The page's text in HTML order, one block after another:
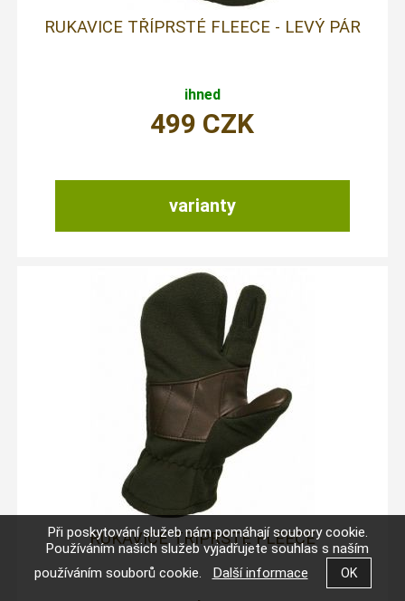
RUKAVICE TŘÍPRSTÉ FLEECE - LEVÝ PÁR
ihned
varianty
499 CZK
RUKAVICE TŘÍPRSTÉ FLEECE
Při poskytování služeb nám pomáhají soubory cookie.
Používáním našich služeb vyjadřujete souhlas s naším
používáním souborů cookie.
Další informace